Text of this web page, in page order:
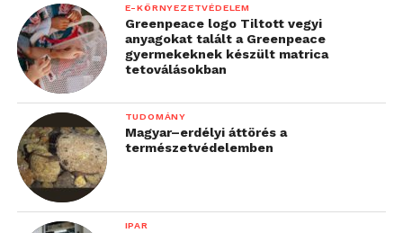
E-KÖRNYEZETVÉDELEM
Greenpeace logo Tiltott vegyi
anyagokat talált a Greenpeace
gyermekeknek készült matrica
tetoválásokban
TUDOMÁNY
Magyar–erdélyi áttörés a
természetvédelemben
IPAR